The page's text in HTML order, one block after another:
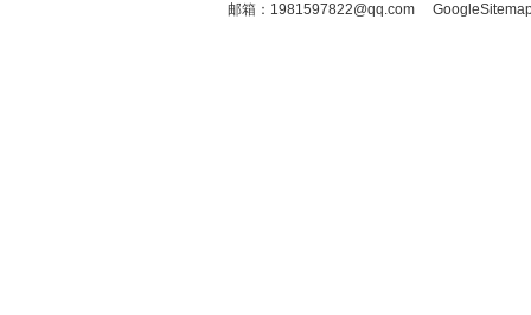
邮箱： 1981597822@qq.com